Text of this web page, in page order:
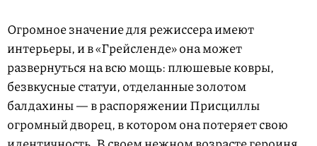
Огромное значение для режиссера имеют
интерьеры, и в «Грейсленде» она может
развернуться на всю мощь: плюшевые ковры,
безвкусные статуи, отделанные золотом
балдахины — в распоряжении Присциллы
огромный дворец, в котором она потеряет свою